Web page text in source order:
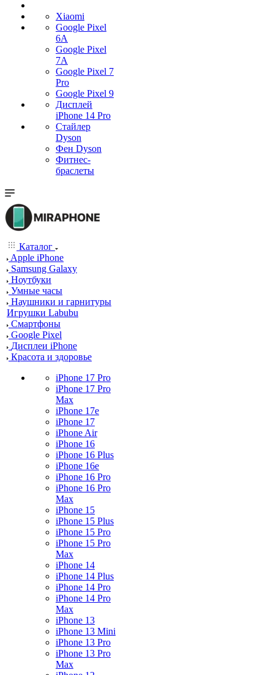
Xiaomi
Google Pixel
6A
Google Pixel
7А
Google Pixel 7
Pro
Google Pixel 9
Дисплей
iPhone 14 Pro
Стайлер
Dyson
Фен Dyson
Фитнес-
браслеты
Каталог
Apple iPhone
Samsung Galaxy
Ноутбуки
Умные часы
Наушники и гарнитуры
Игрушки Labubu
Смартфоны
Google Pixel
Дисплеи iPhone
Красота и здоровье
iPhone 17 Pro
iPhone 17 Pro
Max
iPhone 17e
iPhone 17
iPhone Air
iPhone 16
iPhone 16 Plus
iPhone 16e
iPhone 16 Pro
iPhone 16 Pro
Max
iPhone 15
iPhone 15 Plus
iPhone 15 Pro
iPhone 15 Pro
Max
iPhone 14
iPhone 14 Plus
iPhone 14 Pro
iPhone 14 Pro
Max
iPhone 13
iPhone 13 Mini
iPhone 13 Pro
iPhone 13 Pro
Max